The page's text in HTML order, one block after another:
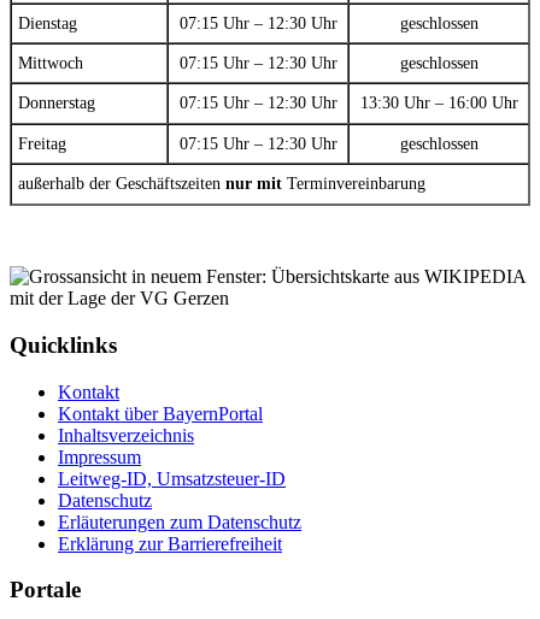
Dienstag 07:15 Uhr – 12:30 Uhr geschlossen
Mittwoch 07:15 Uhr – 12:30 Uhr geschlossen
Donnerstag 07:15 Uhr – 12:30 Uhr 13:30 Uhr – 16:00 Uhr
Freitag 07:15 Uhr – 12:30 Uhr geschlossen
außerhalb der Geschäftszeiten nur mit Terminvereinbarung
Quicklinks
Kontakt
Kontakt über BayernPortal
Inhaltsverzeichnis
Impressum
Leitweg-ID, Umsatzsteuer-ID
Datenschutz
Erläuterungen zum Datenschutz
Erklärung zur Barrierefreiheit
Portale